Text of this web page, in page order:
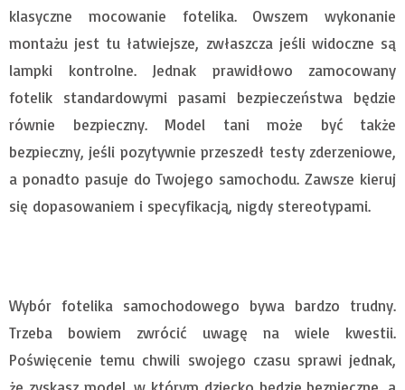
klasyczne mocowanie fotelika. Owszem wykonanie
montażu jest tu łatwiejsze, zwłaszcza jeśli widoczne są
lampki kontrolne. Jednak prawidłowo zamocowany
fotelik standardowymi pasami bezpieczeństwa będzie
równie bezpieczny. Model tani może być także
bezpieczny, jeśli pozytywnie przeszedł testy zderzeniowe,
a ponadto pasuje do Twojego samochodu. Zawsze kieruj
się dopasowaniem i specyfikacją, nigdy stereotypami.
Wybór fotelika samochodowego bywa bardzo trudny.
Trzeba bowiem zwrócić uwagę na wiele kwestii.
Poświęcenie temu chwili swojego czasu sprawi jednak,